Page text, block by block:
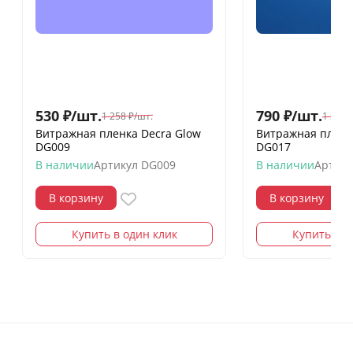
530 ₽/шт.1 258 ₽/шт.
Витражная пленка Decra Glow
DG009
В наличииАртикул DG009
В корзину
Купить в один клик
790 ₽/шт.1 258
Витражная
DG017
В наличии
В корзину
Купить в